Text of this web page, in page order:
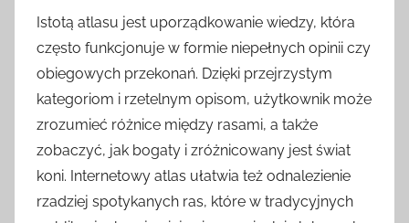
Istotą atlasu jest uporządkowanie wiedzy, która
często funkcjonuje w formie niepełnych opinii czy
obiegowych przekonań. Dzięki przejrzystym
kategoriom i rzetelnym opisom, użytkownik może
zrozumieć różnice między rasami, a także
zobaczyć, jak bogaty i zróżnicowany jest świat
koni. Internetowy atlas ułatwia też odnalezienie
rzadziej spotykanych ras, które w tradycyjnych